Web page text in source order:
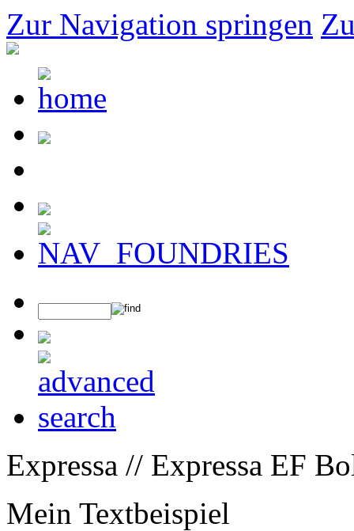
Zur Navigation springen
Expressa // Expressa EF
Mein Textbeispiel